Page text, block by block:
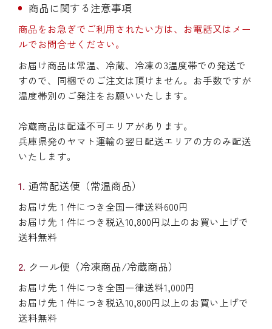
商品に関する注意事項
商品をお急ぎでご利用されたい方は、お電話又はメー
ルでお問合せください。
お届け商品は常温、冷蔵、冷凍の3温度帯での発送で
すので、同梱でのご注文は頂けません。お手数ですが
温度帯別のご発注をお願いいたします。
冷蔵商品は配達不可エリアがあります。
兵庫県発のヤマト運輸の翌日配送エリアの方のみ配送
いたします。
通常配送便（常温商品）
お届け先１件につき全国一律送料600円
お届け先１件につき税込10,800円以上のお買い上げで
送料無料
クール便（冷凍商品/冷蔵商品）
お届け先１件につき全国一律送料1,000円
お届け先１件につき税込10,800円以上のお買い上げで
送料無料